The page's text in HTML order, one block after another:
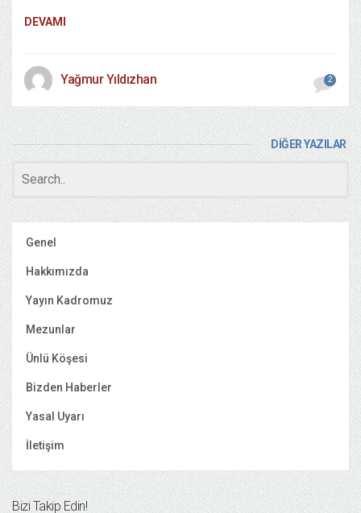
DEVAMI
Yağmur Yıldızhan 2
DİĞER YAZILAR
Genel
Hakkımızda
Yayın Kadromuz
Mezunlar
Ünlü Köşesi
Bizden Haberler
Yasal Uyarı
İletişim
Bizi Takip Edin!